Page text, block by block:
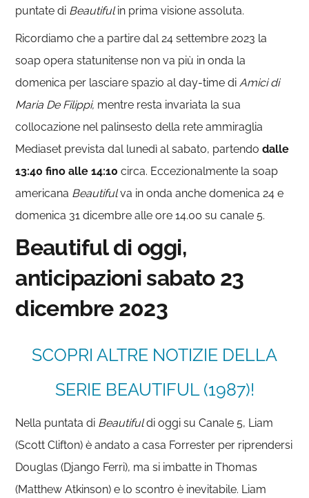
puntate di Beautifulin prima visione assoluta.
Ricordiamo che a partire dal 24 settembre 2023 la
soap opera statunitense non va più in onda la
domenica per lasciare spazio al day-time di Amici di
Maria De Filippi, mentre resta invariata la sua
collocazione nel palinsesto della rete ammiraglia
Mediaset prevista dal lunedì al sabato, partendodalle
13:40 fino alle 14:10circa. Eccezionalmente la soap
americana Beautifulva in onda anche domenica 24 e
domenica 31 dicembre alle ore 14.00 su canale 5.
Beautiful di oggi,
anticipazioni sabato 23
dicembre 2023
SCOPRI ALTRE NOTIZIE DELLA
SERIE BEAUTIFUL (1987)!
Nella puntata di Beautifuldi oggi su Canale 5, Liam
(Scott Clifton) è andato a casa Forrester per riprendersi
Douglas (Django Ferri), ma si imbatte in Thomas
(Matthew Atkinson) e lo scontro è inevitabile. Liam